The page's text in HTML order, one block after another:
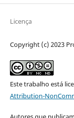
Licença
Copyright (c) 2023
Este trabalho está
Attribution-